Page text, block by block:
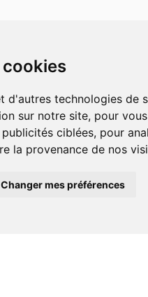
cookies
sur notre site, pour
ciblées, pour
la provenance de nos
Changer mes préférences